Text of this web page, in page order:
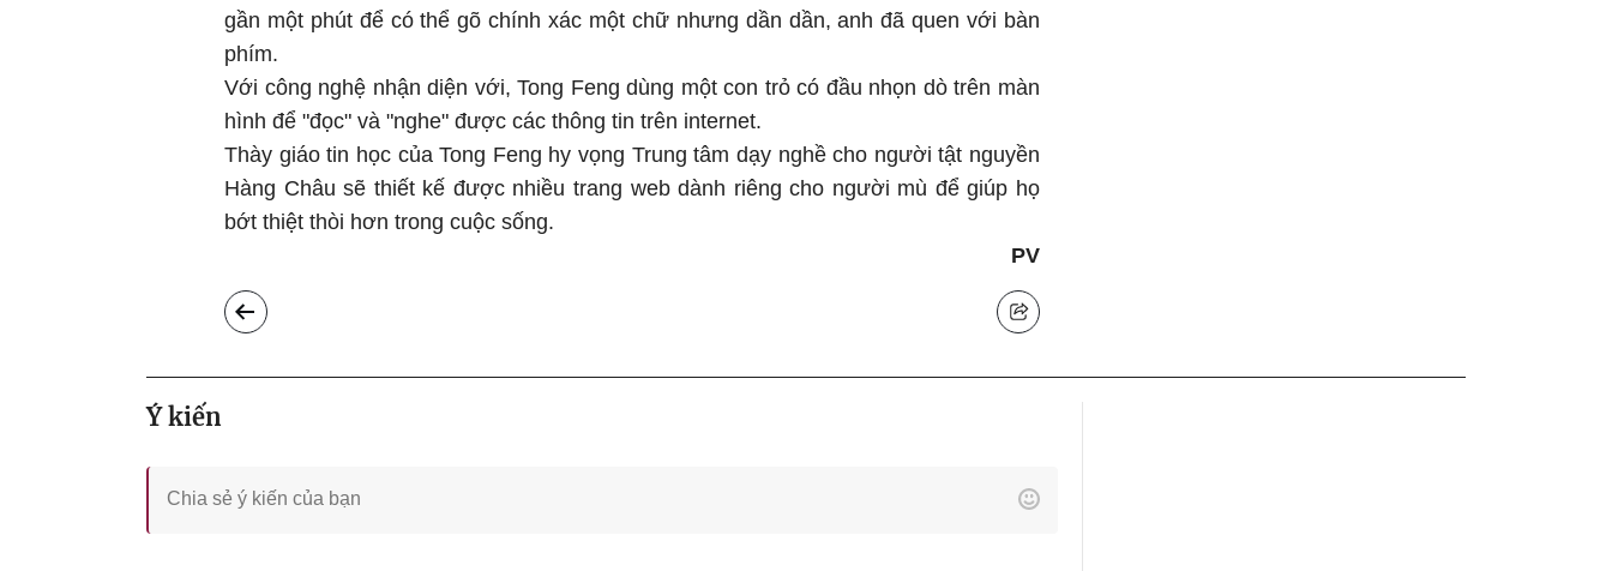
gần một phút để có thể gõ chính xác một chữ nhưng dần dần, anh đã quen với bàn
phím.
Với công nghệ nhận diện với, Tong Feng dùng một con trỏ có đầu nhọn dò trên màn
hình để "đọc" và "nghe" được các thông tin trên internet.
Thày giáo tin học của Tong Feng hy vọng Trung tâm dạy nghề cho người tật nguyền
Hàng Châu sẽ thiết kế được nhiều trang web dành riêng cho người mù để giúp họ
bớt thiệt thòi hơn trong cuộc sống.
PV
Ý kiến